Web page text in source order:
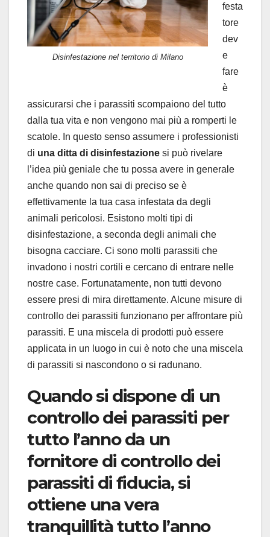
Disinfestazione nel territorio di Milano
festa
tore
dev
e
fare
è
assicurarsi che i parassiti scompaiono del tutto
dalla tua vita e non vengono mai più a romperti le
scatole. In questo senso assumere i professionisti
di una ditta di disinfestazione si può rivelare
l’idea più geniale che tu possa avere in generale
anche quando non sai di preciso se è
effettivamente la tua casa infestata da degli
animali pericolosi. Esistono molti tipi di
disinfestazione, a seconda degli animali che
bisogna cacciare. Ci sono molti parassiti che
invadono i nostri cortili e cercano di entrare nelle
nostre case. Fortunatamente, non tutti devono
essere presi di mira direttamente. Alcune misure di
controllo dei parassiti funzionano per affrontare più
parassiti. E una miscela di prodotti può essere
applicata in un luogo in cui è noto che una miscela
di parassiti si nascondono o si radunano.
Quando si dispone di un
controllo dei parassiti per
tutto l’anno da un
fornitore di controllo dei
parassiti di fiducia, si
ottiene una vera
tranquillità tutto l’anno